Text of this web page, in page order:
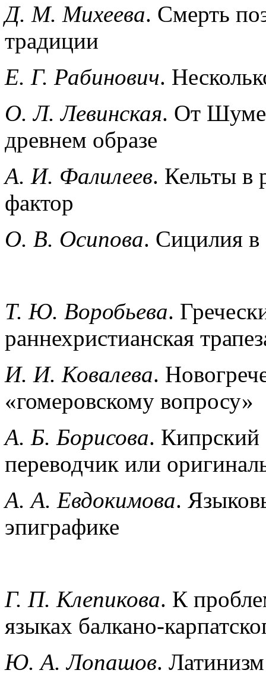
Д. М. Михеева. Смерть
традиции
Е. Г. Рабинович.
О. Л. Левинская. От
древнем образе
А. И. Фалилеев. Кельты в
фактор
О. В. Осипова. Сицилия
Т. Ю. Воробьева.
раннехристианская
И. И. Ковалева.
«гомеровскому вопросу»
А. Б. Борисова. Кипрский
переводчик или
А. А. Евдокимова.
эпиграфике
Г. П. Клепикова. К
языках балкано-
Ю. А. Лопашов.